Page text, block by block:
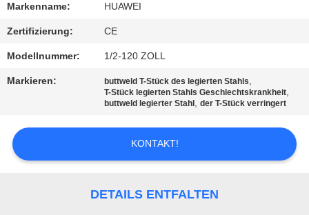
TRETEN
SIE
MIT
VERBINDUNG
NACHRICHTEN
Markenname: HUAWEI
Zertifizierung: CE
Modellnummer: 1/2-120 ZOLL
Markieren: buttweld T-Stück des legierten Stahls,
T-Stück legierten Stahls Geschlechtskrankheit,
buttweld legierter Stahl ,der T-Stück verringert
KONTAKT!
DETAILS ENTFALTEN